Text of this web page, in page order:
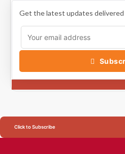
Get the latest updates
Click to Subscribe